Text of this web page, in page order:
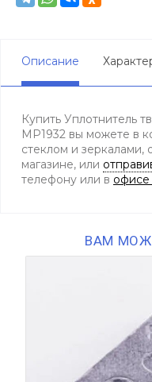
Описание
Купить Уплотнитель
МР1932 вы можете в
стеклом и зеркалами,
магазине, или
телефону или в офисе
ВАМ